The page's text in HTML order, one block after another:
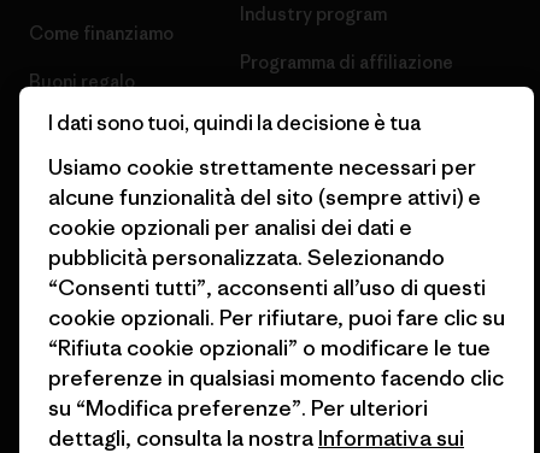
Come finanziamo
Buoni regalo
Trova un negozio
Industry program
Programma di affiliazione
Patagonia Italia Mappa del sito
© 2026 Patagonia, Inc. All Rights Reserved.
italiano
I dati sono tuoi, quindi la decisione è tua
Usiamo cookie strettamente necessari per
alcune funzionalità del sito (sempre attivi) e
cookie opzionali per analisi dei dati e
pubblicità personalizzata. Selezionando
“Consenti tutti”, acconsenti all’uso di questi
cookie opzionali. Per rifiutare, puoi fare clic su
“Rifiuta cookie opzionali” o modificare le tue
preferenze in qualsiasi momento facendo clic
su “Modifica preferenze”. Per ulteriori
dettagli, consulta la nostra Informativa sui